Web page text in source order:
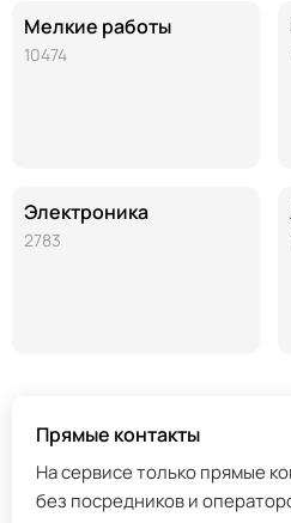
Мелкие работы
10474
Электроника
2783
Прямые контакты
На сервисе только прямые
без посредников и